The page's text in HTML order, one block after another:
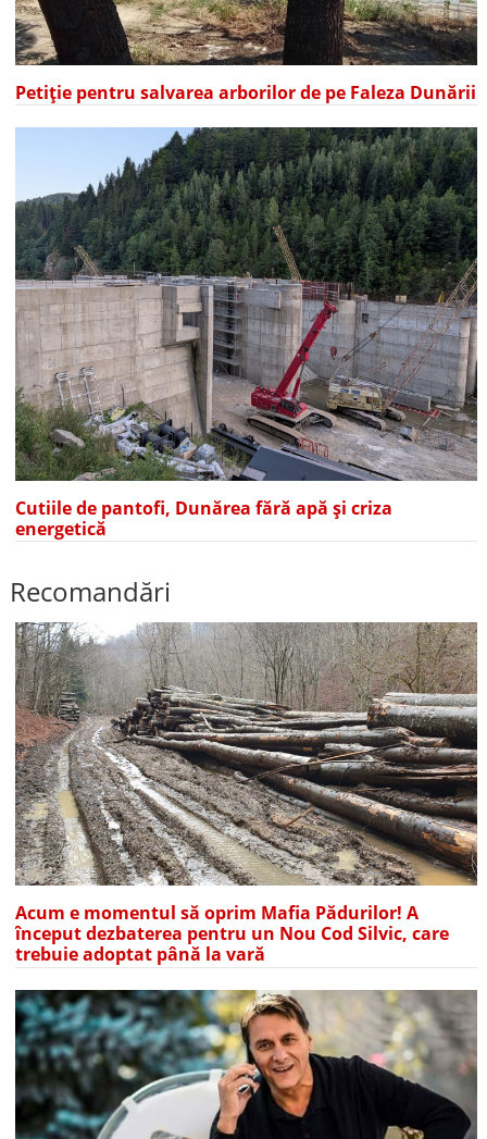
Petiție pentru salvarea arborilor de pe Faleza Dunării
Cutiile de pantofi, Dunărea fără apă și criza
energetică
Recomandări
Acum e momentul să oprim Mafia Pădurilor! A
început dezbaterea pentru un Nou Cod Silvic, care
trebuie adoptat până la vară